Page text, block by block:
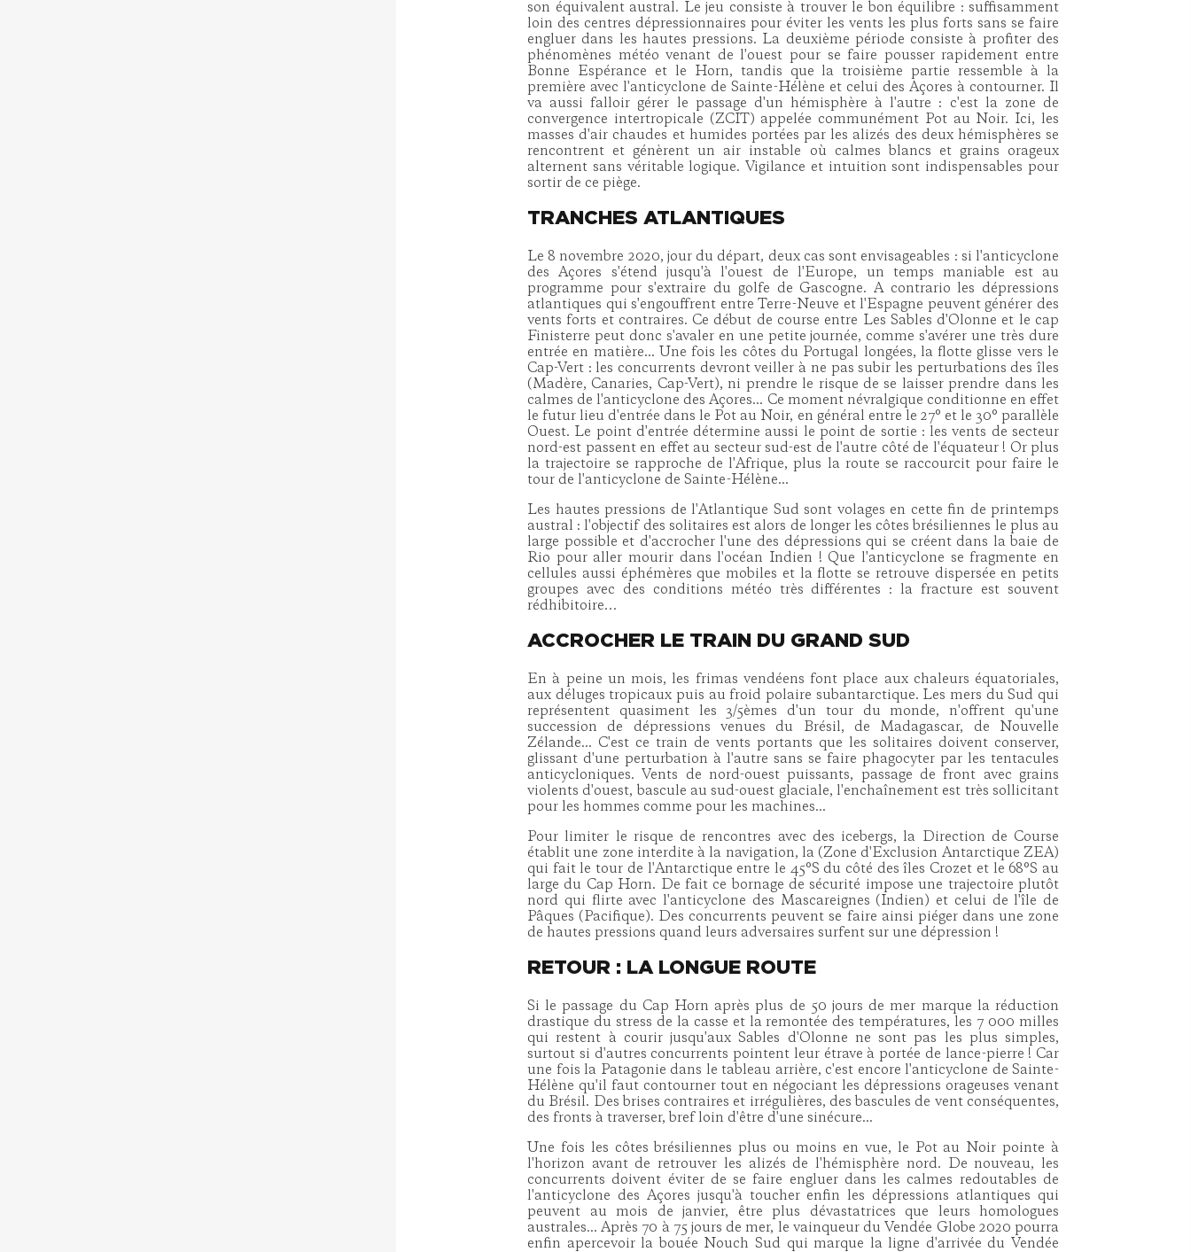
son équivalent austral. Le jeu consiste à trouver le bon équilibre : suffisamment
loin des centres dépressionnaires pour éviter les vents les plus forts sans se faire
engluer dans les hautes pressions. La deuxième période consiste à profiter des
phénomènes météo venant de l'ouest pour se faire pousser rapidement entre
Bonne Espérance et le Horn, tandis que la troisième partie ressemble à la
première avec l'anticyclone de Sainte-Hélène et celui des Açores à contourner. Il
va aussi falloir gérer le passage d'un hémisphère à l'autre : c'est la zone de
convergence intertropicale (ZCIT) appelée communément Pot au Noir. Ici, les
masses d'air chaudes et humides portées par les alizés des deux hémisphères se
rencontrent et génèrent un air instable où calmes blancs et grains orageux
alternent sans véritable logique. Vigilance et intuition sont indispensables pour
sortir de ce piège.
TRANCHES ATLANTIQUES
Le 8 novembre 2020, jour du départ, deux cas sont envisageables : si l'anticyclone
des Açores s'étend jusqu'à l'ouest de l'Europe, un temps maniable est au
programme pour s'extraire du golfe de Gascogne. A contrario les dépressions
atlantiques qui s'engouffrent entre Terre-Neuve et l'Espagne peuvent générer des
vents forts et contraires. Ce début de course entre Les Sables d'Olonne et le cap
Finisterre peut donc s'avaler en une petite journée, comme s'avérer une très dure
entrée en matière... Une fois les côtes du Portugal longées, la flotte glisse vers le
Cap-Vert : les concurrents devront veiller à ne pas subir les perturbations des îles
(Madère, Canaries, Cap-Vert), ni prendre le risque de se laisser prendre dans les
calmes de l'anticyclone des Açores... Ce moment névralgique conditionne en effet
le futur lieu d'entrée dans le Pot au Noir, en général entre le 27° et le 30° parallèle
Ouest. Le point d'entrée détermine aussi le point de sortie : les vents de secteur
nord-est passent en effet au secteur sud-est de l'autre côté de l'équateur ! Or plus
la trajectoire se rapproche de l'Afrique, plus la route se raccourcit pour faire le
tour de l'anticyclone de Sainte-Hélène...
Les hautes pressions de l'Atlantique Sud sont volages en cette fin de printemps
austral : l'objectif des solitaires est alors de longer les côtes brésiliennes le plus au
large possible et d'accrocher l'une des dépressions qui se créent dans la baie de
Rio pour aller mourir dans l'océan Indien ! Que l'anticyclone se fragmente en
cellules aussi éphémères que mobiles et la flotte se retrouve dispersée en petits
groupes avec des conditions météo très différentes : la fracture est souvent
rédhibitoire…
ACCROCHER LE TRAIN DU GRAND SUD
En à peine un mois, les frimas vendéens font place aux chaleurs équatoriales,
aux déluges tropicaux puis au froid polaire subantarctique. Les mers du Sud qui
représentent quasiment les 3/5èmes d'un tour du monde, n'offrent qu'une
succession de dépressions venues du Brésil, de Madagascar, de Nouvelle
Zélande... C'est ce train de vents portants que les solitaires doivent conserver,
glissant d'une perturbation à l'autre sans se faire phagocyter par les tentacules
anticycloniques. Vents de nord-ouest puissants, passage de front avec grains
violents d'ouest, bascule au sud-ouest glaciale, l'enchaînement est très sollicitant
pour les hommes comme pour les machines...
Pour limiter le risque de rencontres avec des icebergs, la Direction de Course
établit une zone interdite à la navigation, la (Zone d'Exclusion Antarctique ZEA)
qui fait le tour de l'Antarctique entre le 45°S du côté des îles Crozet et le 68°S au
large du Cap Horn. De fait ce bornage de sécurité impose une trajectoire plutôt
nord qui flirte avec l'anticyclone des Mascareignes (Indien) et celui de l'île de
Pâques (Pacifique). Des concurrents peuvent se faire ainsi piéger dans une zone
de hautes pressions quand leurs adversaires surfent sur une dépression !
RETOUR : LA LONGUE ROUTE
Si le passage du Cap Horn après plus de 50 jours de mer marque la réduction
drastique du stress de la casse et la remontée des températures, les 7 000 milles
qui restent à courir jusqu'aux Sables d'Olonne ne sont pas les plus simples,
surtout si d'autres concurrents pointent leur étrave à portée de lance-pierre ! Car
une fois la Patagonie dans le tableau arrière, c'est encore l'anticyclone de Sainte-
Hélène qu'il faut contourner tout en négociant les dépressions orageuses venant
du Brésil. Des brises contraires et irrégulières, des bascules de vent conséquentes,
des fronts à traverser, bref loin d'être d'une sinécure...
Une fois les côtes brésiliennes plus ou moins en vue, le Pot au Noir pointe à
l'horizon avant de retrouver les alizés de l'hémisphère nord. De nouveau, les
concurrents doivent éviter de se faire engluer dans les calmes redoutables de
l'anticyclone des Açores jusqu'à toucher enfin les dépressions atlantiques qui
peuvent au mois de janvier, être plus dévastatrices que leurs homologues
australes... Après 70 à 75 jours de mer, le vainqueur du Vendée Globe 2020 pourra
enfin apercevoir la bouée Nouch Sud qui marque la ligne d'arrivée du Vendée